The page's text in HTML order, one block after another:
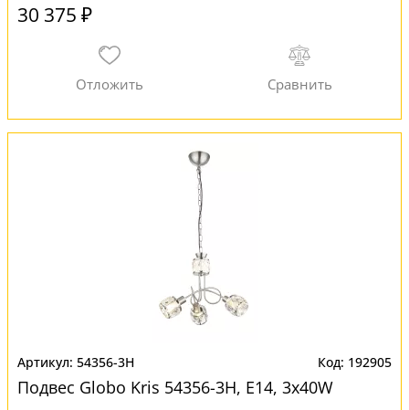
30 375 ₽
54356-3H 192905
Подвес Globo Kris 54356-3H, E14, 3x40W